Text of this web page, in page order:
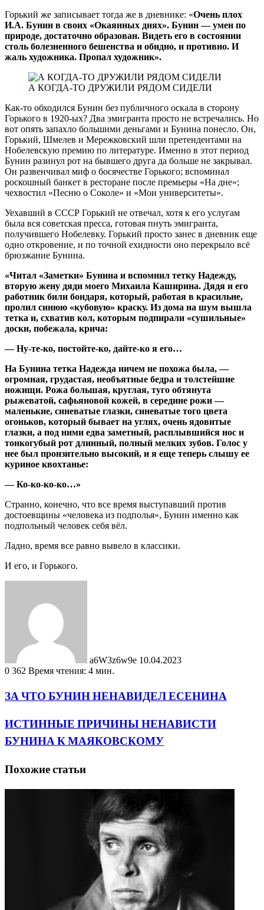
Горький же записывает тогда же в дневнике: «Очень плох
И.А. Бунин в своих «Окаянных днях». Бунин — умен по
природе, достаточно образован. Видеть его в состоянии
столь болезненного бешенства и обидно, и противно. И
жаль художника. Пропал художник».
А КОГДА-ТО ДРУЖИЛИ РЯДОМ СИДЕЛИ
Как-то обходился Бунин без публичного оскала в сторону
Горького в 1920-ых? Два эмигранта просто не встречались. Но
вот опять запахло большими деньгами и Бунина понесло. Он,
Горький, Шмелев и Мережковский шли претендентами на
Нобелевскую премию по литературе. Именно в этот период
Бунин разинул рот на бывшего друга да больше не закрывал.
Он развенчивал миф о босячестве Горького; вспоминал
роскошный банкет в ресторане после премьеры «На дне»;
чехвостил «Песню о Соколе» и «Мои университеты».
Уехавший в СССР Горький не отвечал, хотя к его услугам
была вся советская пресса, готовая пнуть эмигранта,
получившего Нобелевку. Горький просто занес в дневник еще
одно откровение, и по точной ехидности оно перекрыло всё
брюзжание Бунина.
«Читал «Заметки» Бунина и вспомнил тетку Надежду,
вторую жену дяди моего Михаила Каширина. Дядя и его
работник били бондаря, который, работая в красильне,
пролил синюю «кубовую» краску. Из дома на шум вышла
тетка и, схватив кол, которым подпирали «сушильные»
доски, побежала, крича:
— Ну-те-ко, постойте-ко, дайте-ко я его…
На Бунина тетка Надежда ничем не похожа была, —
огромная, грудастая, необъятные бедра и толстейшие
ножищи. Рожа большая, круглая, туго обтянута
рыжеватой, сафьяновой кожей, в середине рожи —
маленькие, синеватые глазки, синеватые того цвета
огоньков, который бывает на углях, очень ядовитые
глазки, а под ними едва заметный, расплывшийся нос и
тонкогубый рот длинный, полный мелких зубов. Голос у
нее был пронзительно высокий, и я еще теперь слышу ее
куриное квохтанье:
— Ко-ко-ко-ко…»
Странно, конечно, что все время выступавший против
достоевщины «человека из подполья», Бунин именно как
подпольный человек себя вёл.
Ладно, время все равно вывело в классики.
И его, и Горького.
a6W3z6w9e 10.04.2023
0 362 Время чтения: 4 мин.
ЗА ЧТО БУНИН НЕНАВИДЕЛ ЕСЕНИНА
ИСТИННЫЕ ПРИЧИНЫ НЕНАВИСТИ
БУНИНА К МАЯКОВСКОМУ
Похожие статьи